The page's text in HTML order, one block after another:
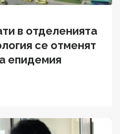
в отделенията
се отменят
епидемия